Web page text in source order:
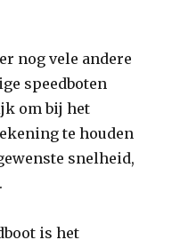
nog vele andere
speedboten
om bij het
te houden
snelheid,
is het